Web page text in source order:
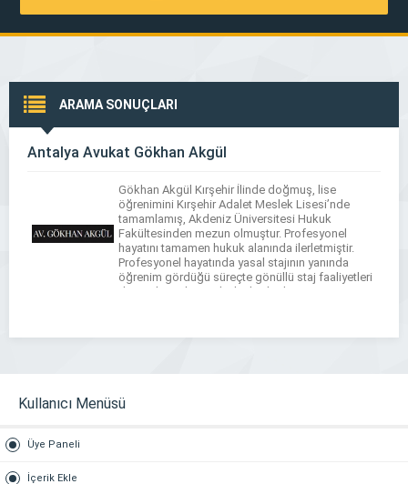
ARAMA SONUÇLARI
Antalya Avukat Gökhan Akgül
Gökhan Akgül Kırşehir İlinde doğmuş, lise
öğrenimini Kırşehir Adalet Meslek Lisesi’nde
tamamlamış, Akdeniz Üniversitesi Hukuk
Fakültesinden mezun olmuştur. Profesyonel
hayatını tamamen hukuk alanında ilerletmiştir.
Profesyonel hayatında yasal stajının yanında
öğrenim gördüğü süreçte gönüllü staj faaliyetleri
de sürdürerek çeşitli alanlarda deneyim
Yardımcılığını yürüterek yönetim kurulunda görev
Kullanıcı Menüsü
Üye Paneli
İçerik Ekle